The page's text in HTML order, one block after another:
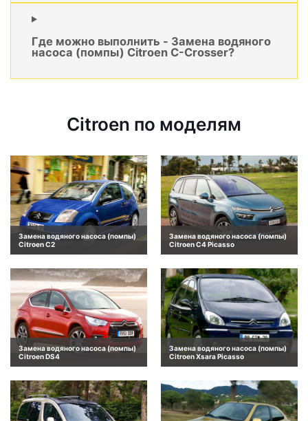
Где можно выполнить - Замена водяного
насоса (помпы) Citroen C-Crosser?
Citroen по моделям
Замена водяного насоса (помпы)
Citroen C2
Замена водяного насоса (помпы)
Citroen C4 Picasso
Замена водяного насоса (помпы)
Citroen DS4
Замена водяного насоса (помпы)
Citroen Xsara Picasso